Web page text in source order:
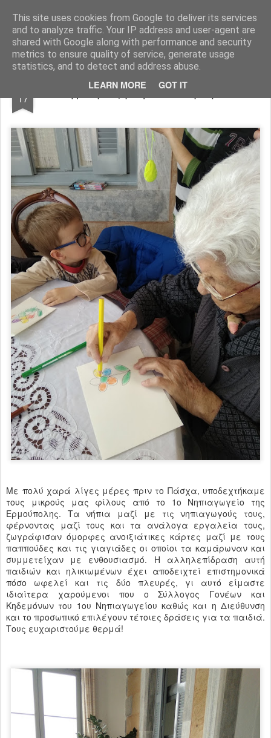
This site uses cookies from Google to deliver its services
and to analyze traffic. Your IP address and user-agent are
shared with Google along with performance and security
metrics to ensure quality of service, generate usage
statistics, and to detect and address abuse.
LEARN MORE GOT IT
Ησυχαστήριο "Παναγία της Ελπίδος" Ιεράς Μονής Αδελφών του Ελέους
17 Ζωγραφική μικρών και μεγάλων
Με πολύ χαρά λίγες μέρες πριν το Πάσχα, υποδεχτήκαμε
τους μικρούς μας φίλους από το 1ο Νηπιαγωγείο της
Ερμούπολης. Τα νήπια μαζί με τις νηπιαγωγούς τους,
φέρνοντας μαζί τους και τα ανάλογα εργαλεία τους,
ζωγράφισαν όμορφες ανοιξιάτικες κάρτες μαζί με τους
παππούδες και τις γιαγιάδες οι οποίοι τα καμάρωναν και
συμμετείχαν με ενθουσιασμό. Η αλληλεπίδραση αυτή
παιδιών και ηλικιωμένων έχει αποδειχτεί επιστημονικά
πόσο ωφελεί και τις δύο πλευρές, γι αυτό είμαστε
ιδιαίτερα χαρούμενοι που ο Σύλλογος Γονέων και
Κηδεμόνων του 1ου Νηπιαγωγείου καθώς και η Διεύθυνση
και το προσωπικό επιλέγουν τέτοιες δράσεις για τα παιδιά.
Τους ευχαριστούμε θερμά!